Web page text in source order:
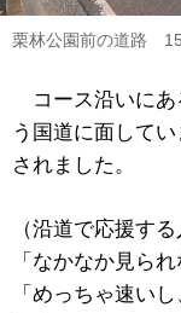
栗林公園前の道路
コース沿いにあ
う国道に面して
されました。
（沿道で応援す
「なかなか見ら
「めっちゃ速い